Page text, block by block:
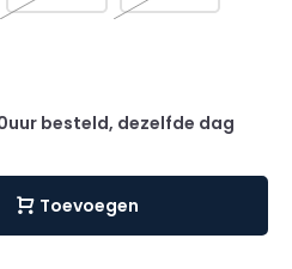
besteld, dezelfde dag
Toevoegen